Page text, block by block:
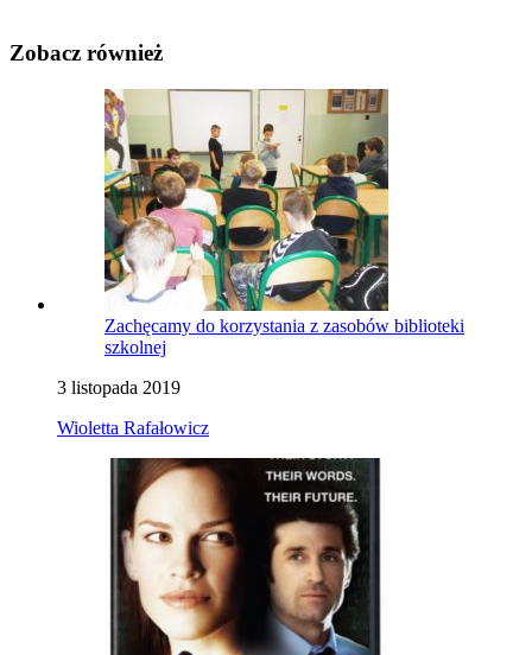
Zobacz również
Zachęcamy do korzystania z zasobów biblioteki
szkolnej
3 listopada 2019
Wioletta Rafałowicz